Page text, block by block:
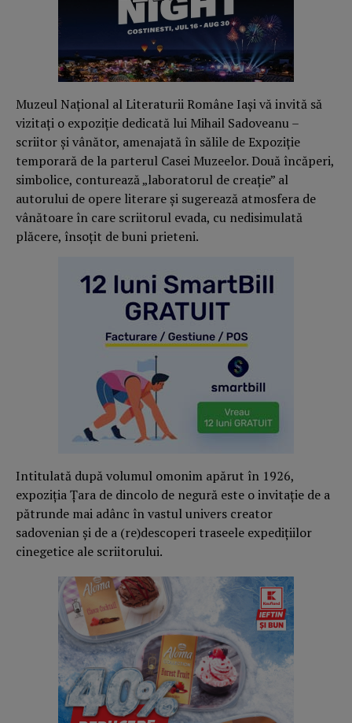
Muzeul Național al Literaturii Române Iași vă invită să
vizitați o expoziție dedicată lui Mihail Sadoveanu –
scriitor și vânător, amenajată în sălile de Expoziție
temporară de la parterul Casei Muzeelor. Două încăperi,
simbolice, conturează „laboratorul de creație” al
autorului de opere literare și sugerează atmosfera de
vânătoare în care scriitorul evada, cu nedisimulată
plăcere, însoțit de buni prieteni.
Intitulată după volumul omonim apărut în 1926,
expoziția Țara de dincolo de negură este o invitație de a
pătrunde mai adânc în vastul univers creator
sadovenian și de a (re)descoperi traseele expedițiilor
cinegetice ale scriitorului.